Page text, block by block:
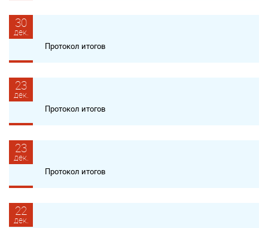
30
дек.
Протокол итогов
23
дек.
Протокол итогов
23
дек.
Протокол итогов
22
дек.